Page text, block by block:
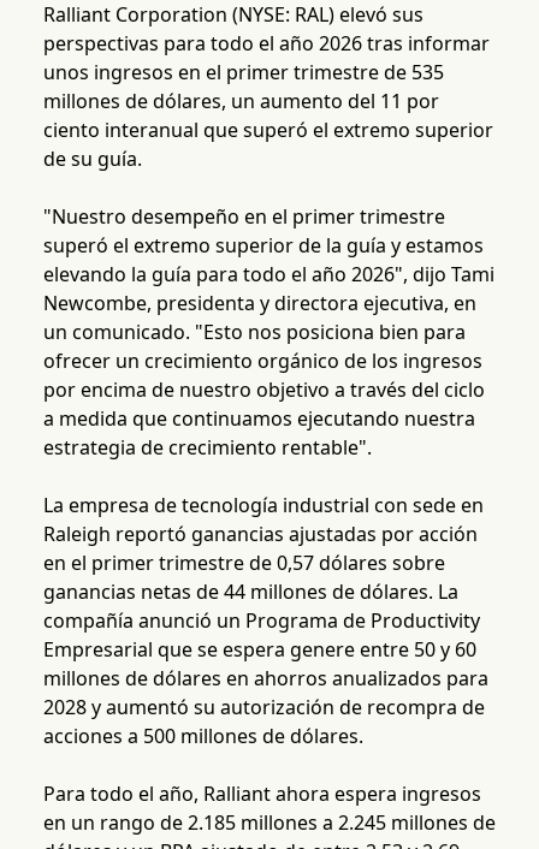
Ralliant Corporation (NYSE: RAL) elevó sus
perspectivas para todo el año 2026 tras informar
unos ingresos en el primer trimestre de 535
millones de dólares, un aumento del 11 por
ciento interanual que superó el extremo superior
de su guía.
"Nuestro desempeño en el primer trimestre
superó el extremo superior de la guía y estamos
elevando la guía para todo el año 2026", dijo Tami
Newcombe, presidenta y directora ejecutiva, en
un comunicado. "Esto nos posiciona bien para
ofrecer un crecimiento orgánico de los ingresos
por encima de nuestro objetivo a través del ciclo
a medida que continuamos ejecutando nuestra
estrategia de crecimiento rentable".
La empresa de tecnología industrial con sede en
Raleigh reportó ganancias ajustadas por acción
en el primer trimestre de 0,57 dólares sobre
ganancias netas de 44 millones de dólares. La
compañía anunció un Programa de Productivity
Empresarial que se espera genere entre 50 y 60
millones de dólares en ahorros anualizados para
2028 y aumentó su autorización de recompra de
acciones a 500 millones de dólares.
Para todo el año, Ralliant ahora espera ingresos
en un rango de 2.185 millones a 2.245 millones de